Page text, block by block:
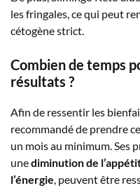
les fringales, ce qui peut
cétogène strict.
Combien de temps
résultats ?
Afin de ressentir les
recommandé de prendre
un mois au minimum. Ses
unediminution de
l’énergie, peuvent être